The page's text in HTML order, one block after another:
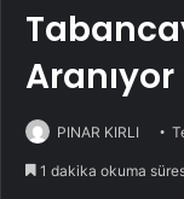
Aranıyor
PINAR KIRLI
1 dakika okuma